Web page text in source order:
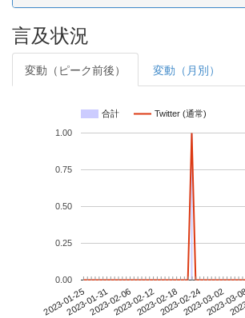
言及状況
変動（ピーク前後） 変動（月別）
合計 Twitter (通常)
2023-01-252023-01-312023-02-062023-02-122023-02-182023-02-242023-03-02
2023-03-
0.00
0.25
0.50
0.75
1.00